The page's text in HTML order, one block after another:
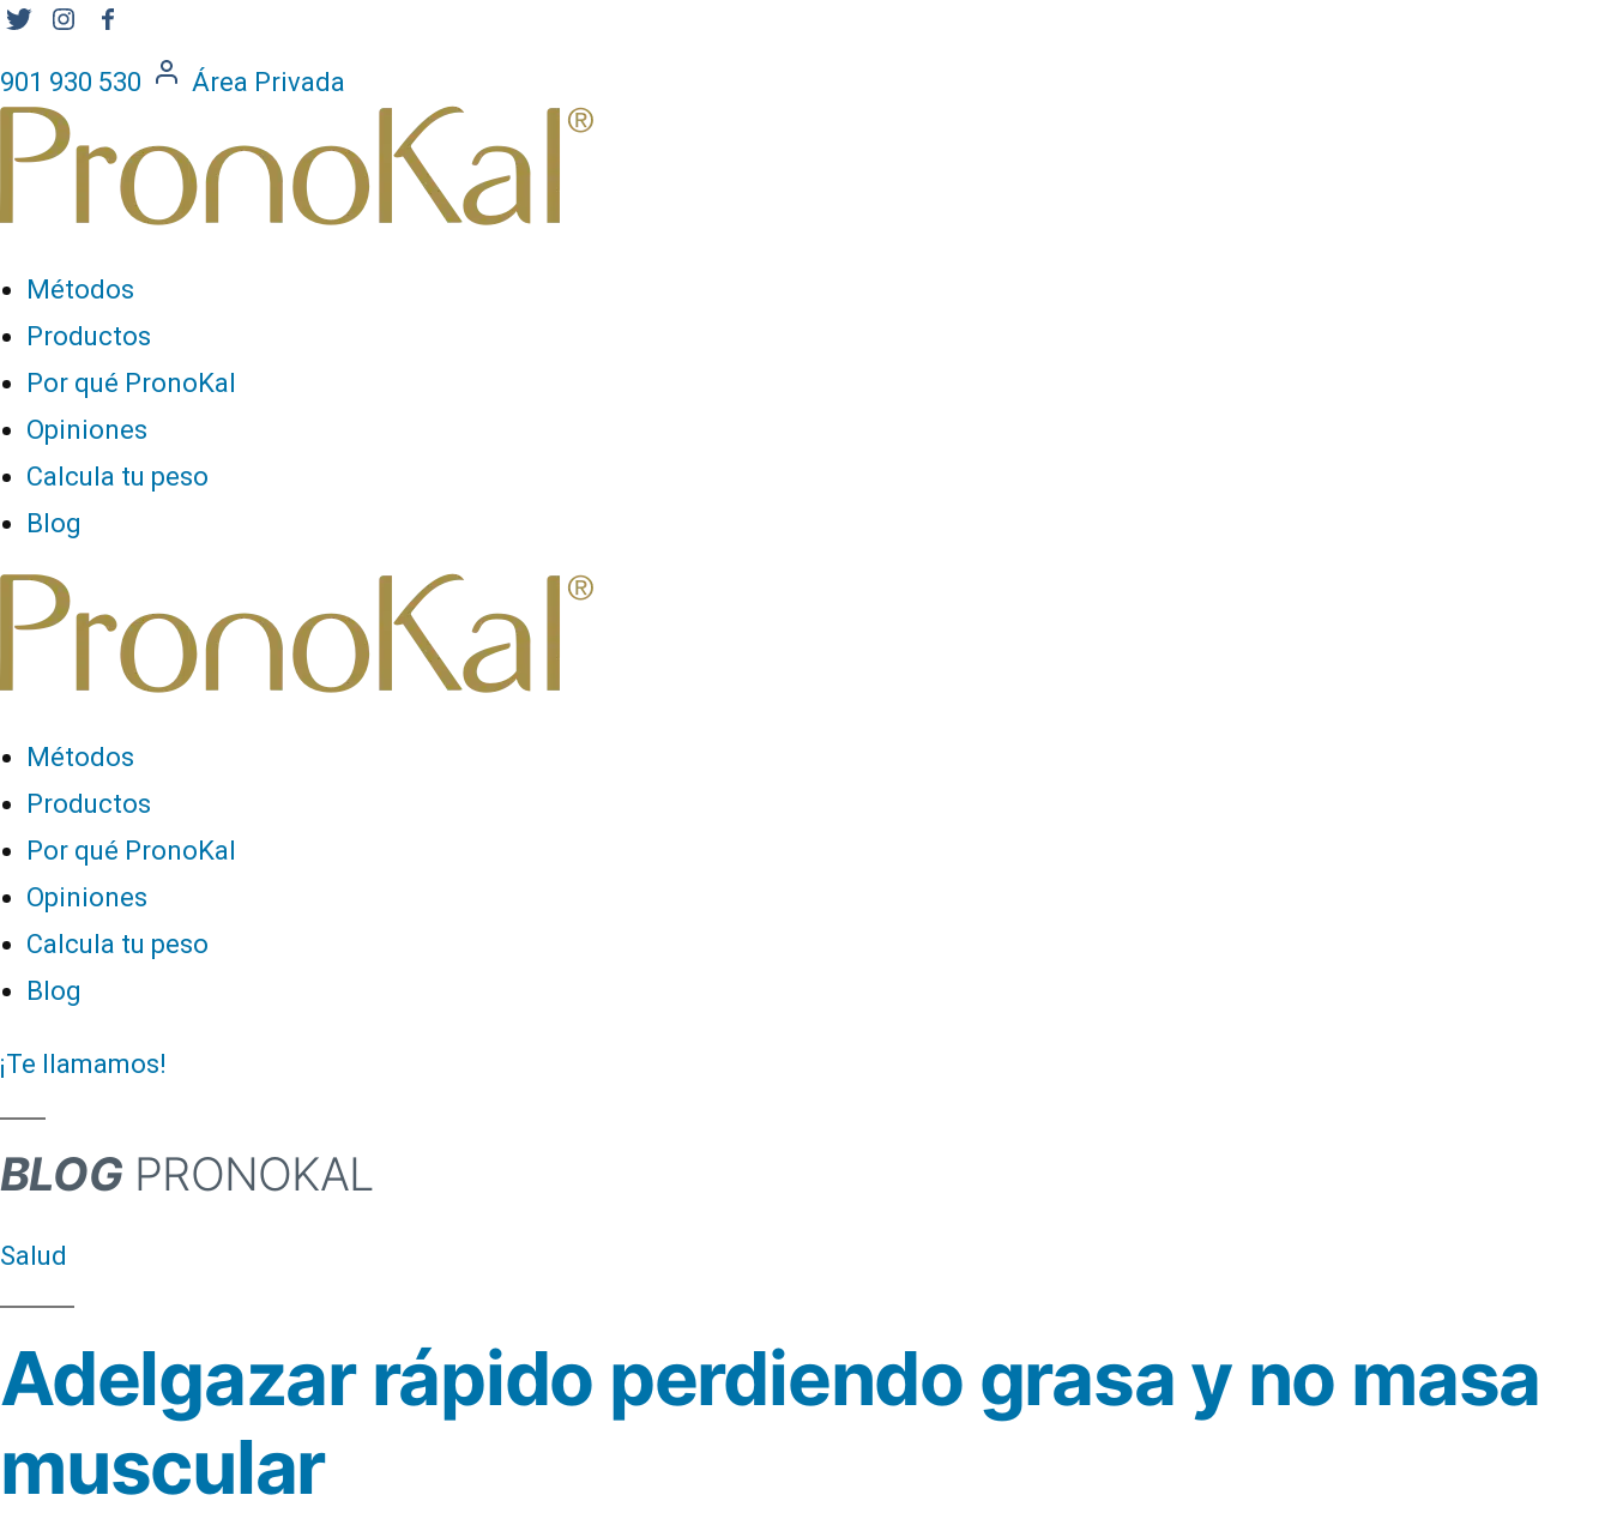
901 930 530 Área Privada
Métodos
Productos
Por qué PronoKal
Opiniones
Calcula tu peso
Blog
Métodos
Productos
Por qué PronoKal
Opiniones
Calcula tu peso
Blog
¡Te llamamos!
BLOGPRONOKAL
Salud
Adelgazar rápido perdiendo grasa y no masa
muscular